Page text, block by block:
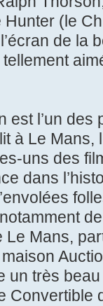
(le
de la
est l’un
à Le Mans,
uns des
dans
Mans,
un très
Convertible